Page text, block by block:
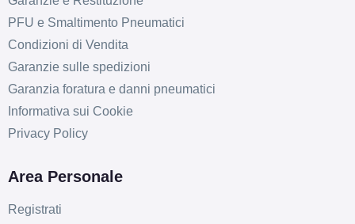
D
PFU e Smaltimento Pneumatici
Condizioni di Vendita
Garanzie sulle spedizioni
Garanzia foratura e danni pneumatici
Informativa sui Cookie
Privacy Policy
Area Personale
Registrati